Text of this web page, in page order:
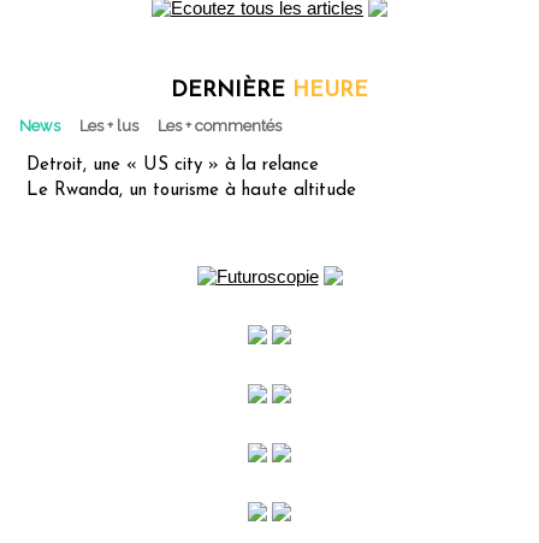
DERNIÈRE HEURE
News Les + lus Les + commentés
Detroit, une « US city » à la relance
Le Rwanda, un tourisme à haute altitude